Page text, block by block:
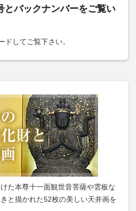
バックナンバーをご覧い
ドしてご覧下さい。
た本尊十一面観世音菩薩や雲板な
と描かれた52枚の美しい天井画を